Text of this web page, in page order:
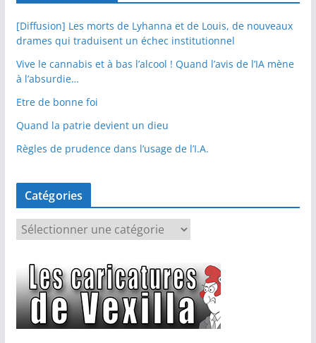
[Diffusion] Les morts de Lyhanna et de Louis, de nouveaux
drames qui traduisent un échec institutionnel
Vive le cannabis et à bas l’alcool ! Quand l’avis de l’IA mène
à l’absurdie…
Etre de bonne foi
Quand la patrie devient un dieu
Règles de prudence dans l’usage de l’I.A.
Catégories
a
é
g
o
r